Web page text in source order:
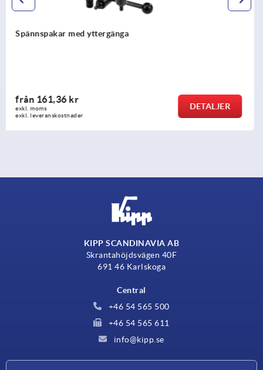
Plana spännspakar rostfritt stål med yttergänga
från296,26 kr
exkl. moms
exkl. leveranskostnader
DETALJER
KIPP SCANDINAVIA AB
Skrantahöjdsvägen 40F
691 46 Karlskoga
Central
+46 54 565 500
+46 54 565 611
info@kipp.se